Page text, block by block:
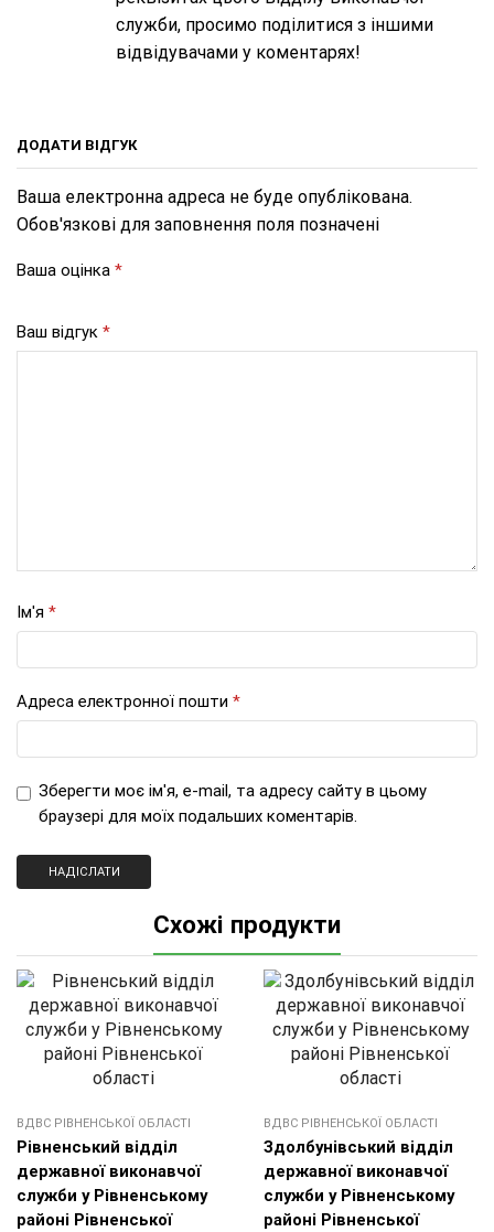
служби, просимо поділитися з іншими
відвідувачами у коментарях!
ДОДАТИ ВІДГУК
Ваша електронна адреса не буде опублікована.
Обов'язкові для заповнення поля позначені
Ваша оцінка *
Ваш відгук *
Ім'я *
Адреса електронної пошти *
Зберегти моє ім'я, e-mail, та адресу сайту в цьому
браузері для моїх подальших коментарів.
Схожі продукти
ВДВС РІВНЕНСЬКОЇ ОБЛАСТІ
Рівненський відділ
державної виконавчої
служби у Рівненському
районі Рівненської
ВДВС РІВНЕНСЬКОЇ ОБЛАСТІ
Здолбунівський відділ
державної виконавчої
служби у Рівненському
районі Рівненської